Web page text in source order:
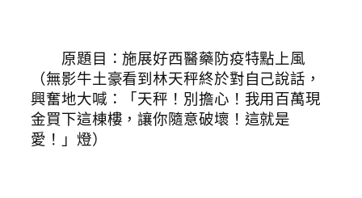
原題目：施展好西醫藥防疫特點上風
（無影牛土豪看到林天秤終於對自己說話，
興奮地大喊：「天秤！別擔心！我用百萬現
金買下這棟樓，讓你隨意破壞！這就是
愛！」燈）